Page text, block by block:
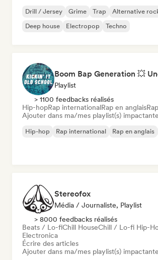
Drill / Jersey Grime Trap Alternative
Deep house
Electropop Techno
Playlist
> 1100 feedbacks réalisés
Hip-hopRap internationalRap en anglais
Ajouter dans ma/mes playlist(s)
Hip-hop Rap international Rap en anglais
Stereofox
Média / Journaliste, Playlist
> 8000 feedbacks réalisés
Beats / Lo-fiChill HouseChill / Lo-fi Hip-
Electronica
Écrire des articles
Ajouter dans ma/mes playlist(s)